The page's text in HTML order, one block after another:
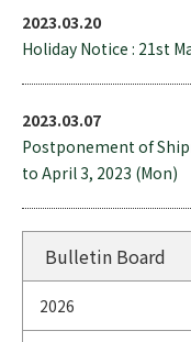
2023.03.20
Holiday Notice : 21st
2023.03.07
Postponement of
to April 3, 2023 (Mon)
Bulletin Board
2026